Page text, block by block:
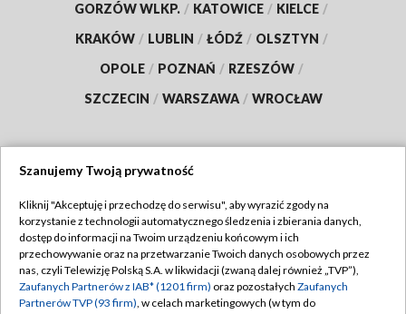
GORZÓW WLKP. / KATOWICE / KIELCE /
KRAKÓW / LUBLIN / ŁÓDŹ / OLSZTYN /
OPOLE / POZNAŃ / RZESZÓW /
SZCZECIN / WARSZAWA / WROCŁAW
TVP
Abonament TVP
Emisja w TVP
Regulamin TVP
Polityka prywatności
Szanujemy Twoją prywatność
Kliknij "Akceptuję i przechodzę do serwisu", aby wyrazić zgody na
korzystanie z technologii automatycznego śledzenia i zbierania danych,
dostęp do informacji na Twoim urządzeniu końcowym i ich
przechowywanie oraz na przetwarzanie Twoich danych osobowych przez
nas, czyli Telewizję Polską S.A. w likwidacji (zwaną dalej również „TVP”),
Zaufanych Partnerów z IAB* (1201 firm) oraz pozostałych Zaufanych
Partnerów TVP (93 firm), w celach marketingowych (w tym do